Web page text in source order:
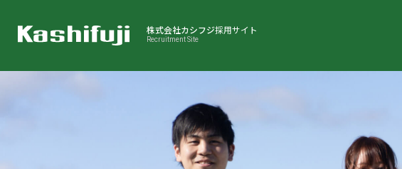
株式会社カシフジ採用サイト
Recruitment Site